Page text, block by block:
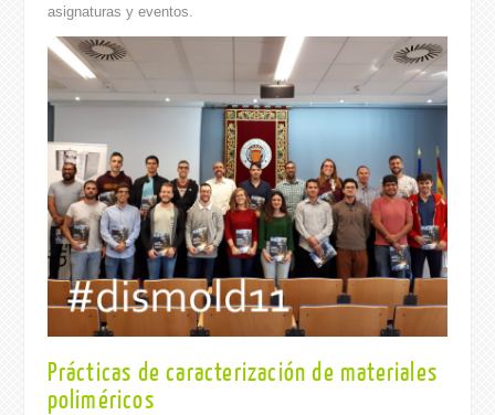
asignaturas y eventos.
Prácticas de caracterización de materiales
poliméricos